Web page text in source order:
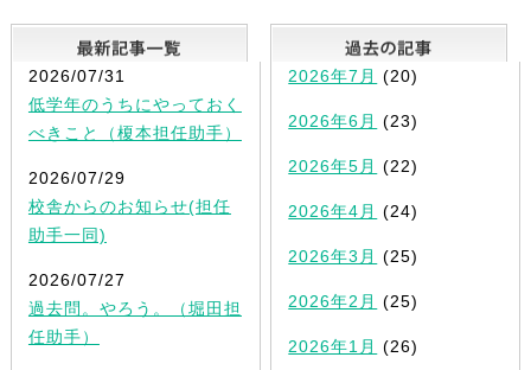
最新記事一覧
2026/07/31
低学年のうちにやっておく
べきこと（榎本担任助手）
2026/07/29
校舎からのお知らせ(担任
助手一同)
2026/07/27
過去問。やろう。（堀田担
任助手）
2026年7月 (20)
2026年6月 (23)
2026年5月 (22)
2026年4月 (24)
2026年3月 (25)
2026年2月 (25)
2026年1月 (26)